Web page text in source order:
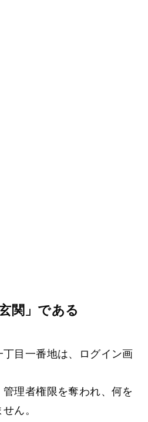
関」である
目一番地は、ログイン画
理者権限を奪われ、何を
ん。